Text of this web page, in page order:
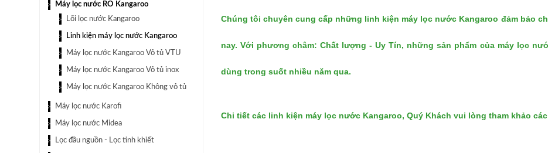
Chúng tôi chuyên cung cấp những linh kiện máy lọc nước Kangaroo đảm bảo
nay. Với phương châm: Chất lượng - Uy Tín, những sản phẩm của máy lọc
dùng trong suốt nhiều năm qua.
Chi tiết các linh kiện máy lọc nước Kangaroo, Quý Khách vui lòng tham khảo
Máy lọc nước RO Kangaroo
Lõi lọc nước Kangaroo
Linh kiện máy lọc nước Kangaroo
Máy lọc nước Kangaroo Vỏ tủ VTU
Máy lọc nước Kangaroo Vỏ tủ inox
Máy lọc nước Kangaroo Không vỏ tủ
Máy lọc nước Karofi
Máy lọc nước Midea
Lọc đầu nguồn - Lọc tinh khiết